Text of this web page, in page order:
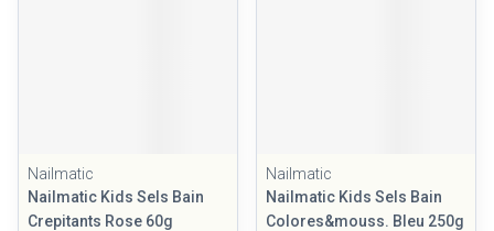
Nailmatic
Nailmatic Kids Sels Bain
Crepitants Rose 60g
Nailmatic
Nailmatic Kids Sels Bain
Colores&mouss. Bleu 250g